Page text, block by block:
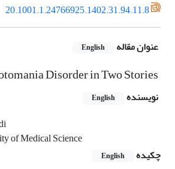
20.1001.1.24766925.1402.31.94.11.8
عنوان مقاله English
Disorder in Two Stories
نویسنده English
of Medical Science
چکیده
English